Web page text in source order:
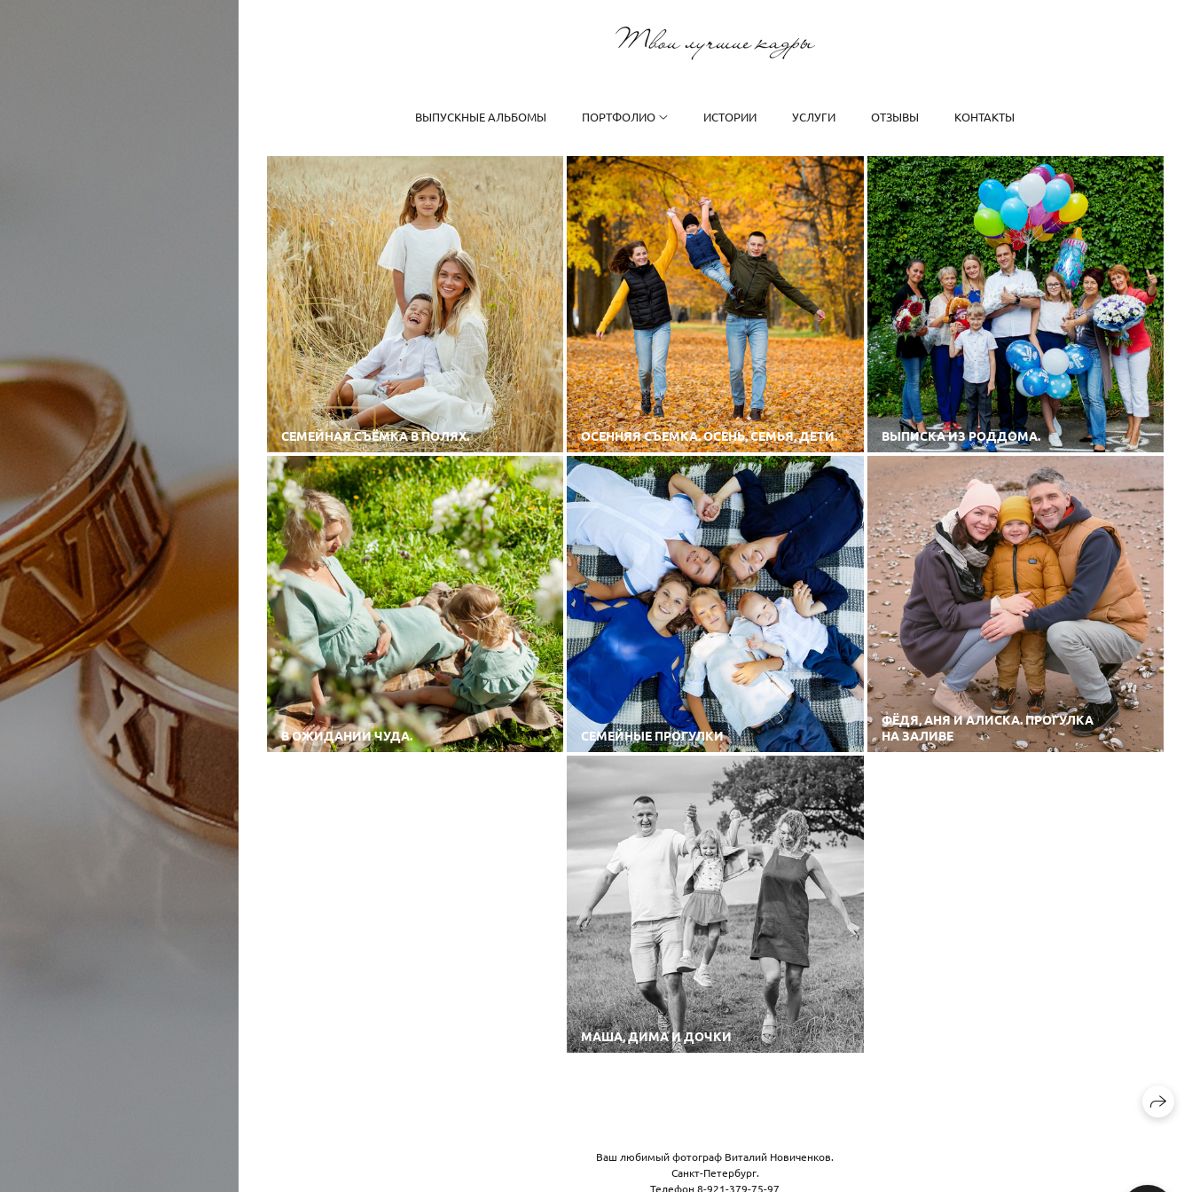
ВЫПУСКНЫЕ АЛЬБОМЫ ПОРТФОЛИО ИСТОРИИ УСЛУГИ ОТЗЫВЫ КОНТАКТЫ
СЕМЕЙНАЯ СЪЁМКА В ПОЛЯХ. ОСЕННЯЯ СЪЕМКА. ОСЕНЬ, СЕМЬЯ, ДЕТИ. ВЫПИСКА ИЗ РОДДОМА.
В ОЖИДАНИИ ЧУДА. СЕМЕЙНЫЕ ПРОГУЛКИ
ФЁДЯ, АНЯ И АЛИСКА. ПРОГУЛКА
НА ЗАЛИВЕ
МАША, ДИМА И ДОЧКИ
Ваш любимый фотограф Виталий Новиченков.
Санкт-Петербург.
Телефон 8-921-379-75-97